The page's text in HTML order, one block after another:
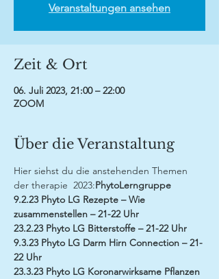
Veranstaltungen ansehen
Zeit & Ort
06. Juli 2023, 21:00 – 22:00
ZOOM
Über die Veranstaltung
Hier siehst du die anstehenden Themen
der therapie 2023:PhytoLerngruppe
9.2.23 Phyto LG Rezepte – Wie
zusammenstellen – 21-22 Uhr
23.2.23 Phyto LG Bitterstoffe – 21-22 Uhr
9.3.23 Phyto LG Darm Hirn Connection – 21-
22 Uhr
23.3.23 Phyto LG Koronarwirksame Pflanzen